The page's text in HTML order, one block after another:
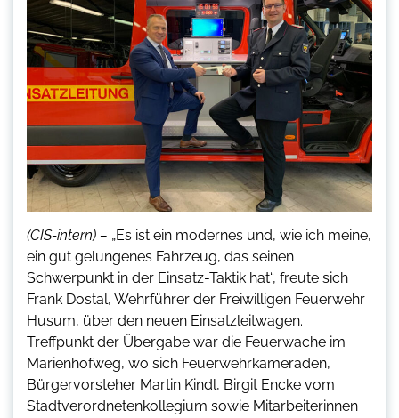
(CIS-intern) – „Es ist ein modernes und, wie ich meine,
ein gut gelungenes Fahrzeug, das seinen
Schwerpunkt in der Einsatz-Taktik hat“, freute sich
Frank Dostal, Wehrführer der Freiwilligen Feuerwehr
Husum, über den neuen Einsatzleitwagen.
Treffpunkt der Übergabe war die Feuerwache im
Marienhofweg, wo sich Feuerwehrkameraden,
Bürgervorsteher Martin Kindl, Birgit Encke vom
Stadtverordnetenkollegium sowie Mitarbeiterinnen